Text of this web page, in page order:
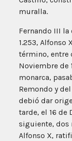
muralla.
Fernando III la
1.253, Alfonso
término, entre
Noviembre de
monarca,
Remondo y
debió dar
tarde, el 16 de
siguiente, dos
Alfonso X,